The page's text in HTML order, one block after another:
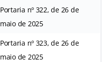
Portaria nº 322, de 26 de
maio de 2025
Portaria nº 323, de 26 de
maio de 2025